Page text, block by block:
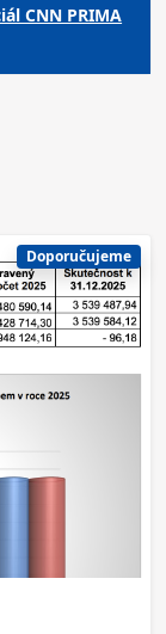
CNN PRIMA
Doporučujeme